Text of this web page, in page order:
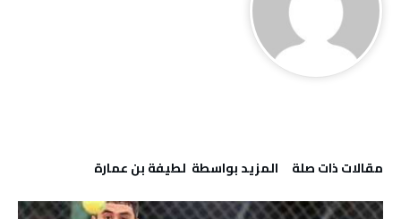
‫مقالات ذات صلة‬ ‫‫المزيد بواسطة‬ ‬ لطيفة بن عمارة